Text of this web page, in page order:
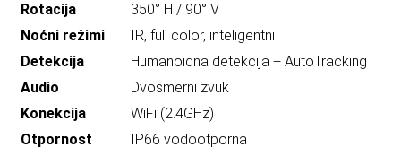
Rotacija
350° H / 90° V
Noćni režimi
IR, full color, inteligentni
Detekcija
Humanoidna detekcija + AutoTracking
Audio
Dvosmerni zvuk
Konekcija
WiFi (2.4GHz)
Otpornost
IP66 vodootporna